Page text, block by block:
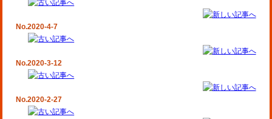
No.2020-4-7
No.2020-3-12
No.2020-2-27